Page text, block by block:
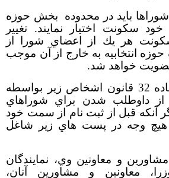
بايد در محدوده بخش حوزه
خود سكونت اختيار نمايند. تغيير
هر يك از اعضاي شورا از
انتخابيه به خارج از آن موجب
خواهد شد.
همچنين به استناد ماده 32 قانون اشخاص زير بواسطه
داوطلب شدن براي شوراهاي
آنكه قبل از ثبت نام از سمت خود
هيچ وجه در پست هاي زير شاغل
و معاونين وي، نمایندگان
معاونين و مشاورين آنان،